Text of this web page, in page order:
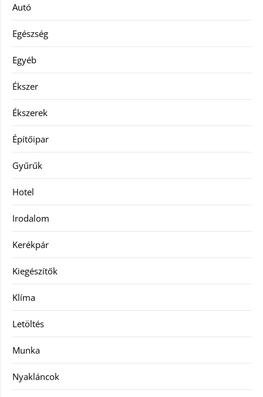
Autó
Egészség
Egyéb
Ékszer
Ékszerek
Építőipar
Gyűrűk
Hotel
Irodalom
Kerékpár
Kiegészítők
Klíma
Letöltés
Munka
Nyakláncok